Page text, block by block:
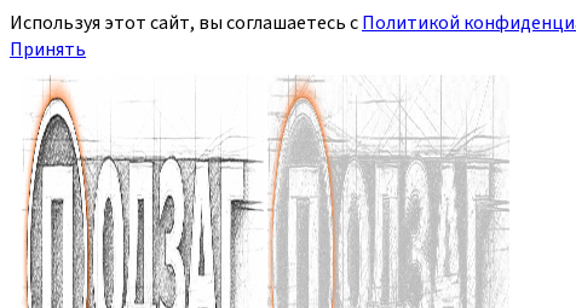
Используя этот сайт, вы соглашаетесь сПолитикой
Принять